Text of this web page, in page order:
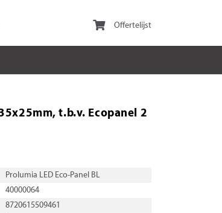
Offertelijst
t.b.v. Ecopanel 2
Prolumia LED Eco-Panel BL
40000064
8720615509461